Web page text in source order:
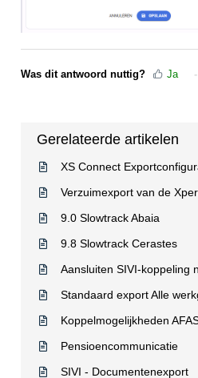
Was dit antwoord nuttig? Ja
Gerelateerde artikelen
XS Connect
Verzuimexport van de
9.0 Slowtrack Abaia
9.8 Slowtrack Cerastes
Aansluiten SIVI-koppeling
Standaard export Alle
Koppelmogelijkheden
Pensioencommunicatie
SIVI - Documentenexport